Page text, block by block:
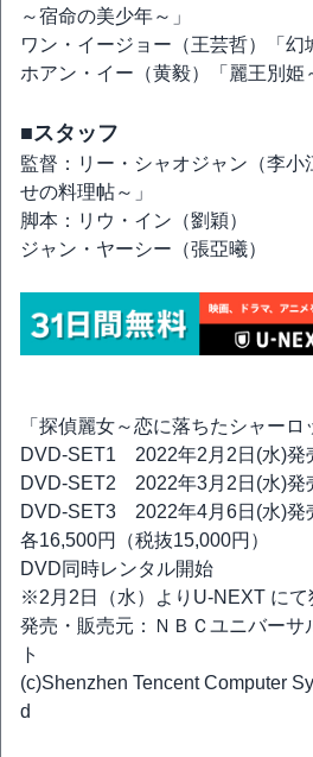
～宿命の美少年～」
ワン・イージョー（王芸哲）「幻
ホアン・イー（黄毅）「麗王別姫
■スタッフ
監督：リー・シャオジャン（李小
せの料理帖～」
脚本：リウ・イン（劉穎）
ジャン・ヤーシー（張亞曦）
「探偵麗女～恋に落ちたシャーロ
DVD-SET1 2022年2月2日(水)発
DVD-SET2 2022年3月2日(水)発
DVD-SET3 2022年4月6日(水)発
各16,500円（税抜15,000円）
DVD同時レンタル開始
※2月2日（水）よりU-NEXT にて
発売・販売元：ＮＢＣユニバーサ
ト
(c)Shenzhen Tencent Computer
d